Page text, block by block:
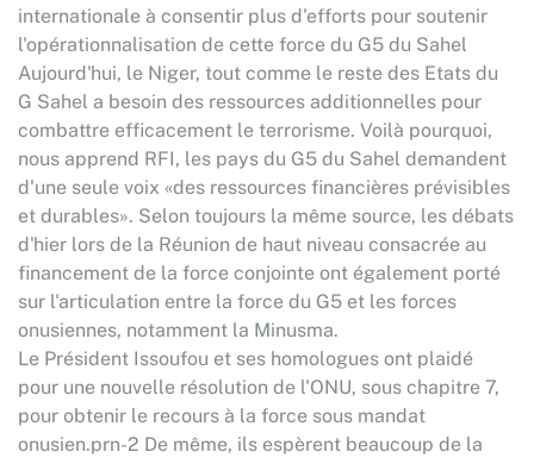
internationale à consentir plus d'efforts pour soutenir
l'opérationnalisation de cette force du G5 du Sahel
Aujourd'hui, le Niger, tout comme le reste des Etats du
G Sahel a besoin des ressources additionnelles pour
combattre efficacement le terrorisme. Voilà pourquoi,
nous apprend RFI, les pays du G5 du Sahel demandent
d'une seule voix «des ressources financières prévisibles
et durables». Selon toujours la même source, les débats
d'hier lors de la Réunion de haut niveau consacrée au
financement de la force conjointe ont également porté
sur l'articulation entre la force du G5 et les forces
onusiennes, notamment la Minusma.
Le Président Issoufou et ses homologues ont plaidé
pour une nouvelle résolution de l'ONU, sous chapitre 7,
pour obtenir le recours à la force sous mandat
onusien.prn-2 De même, ils espèrent beaucoup de la